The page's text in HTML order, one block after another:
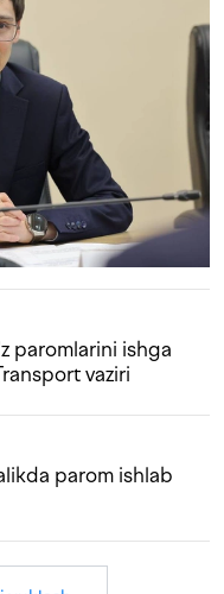
paromlarini ishga
vaziri
parom ishlab